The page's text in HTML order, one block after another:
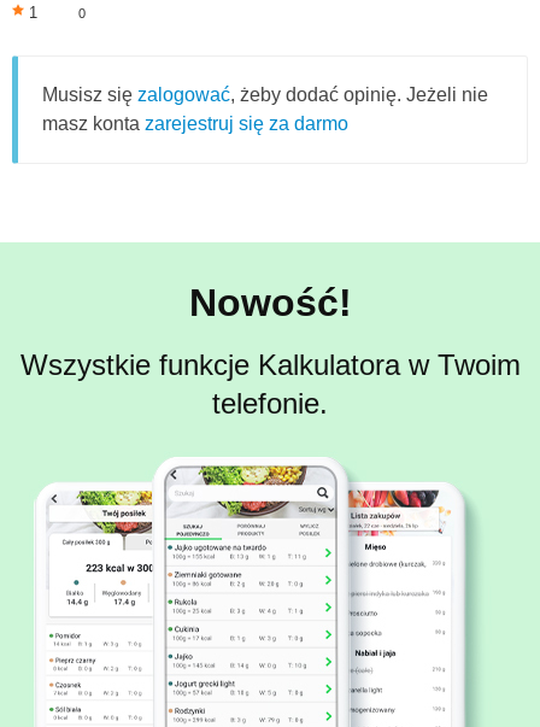
1 0
Musisz się zalogować, żeby dodać opinię. Jeżeli nie
masz konta zarejestruj się za darmo
Nowość!
Wszystkie funkcje Kalkulatora w Twoim
telefonie.